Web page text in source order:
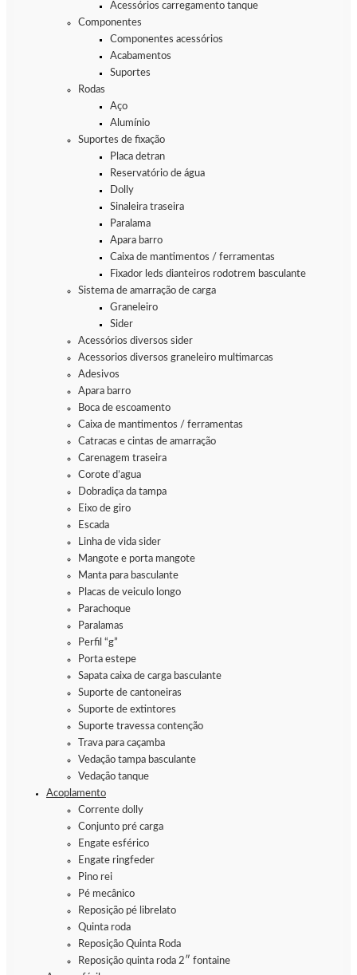
Acessórios carregamento tanque
Componentes
Componentes acessórios
Acabamentos
Suportes
Rodas
Aço
Alumínio
Suportes de fixação
Placa detran
Reservatório de água
Dolly
Sinaleira traseira
Paralama
Apara barro
Caixa de mantimentos / ferramentas
Fixador leds dianteiros rodotrem basculante
Sistema de amarração de carga
Graneleiro
Sider
Acessórios diversos sider
Acessorios diversos graneleiro multimarcas
Adesivos
Apara barro
Boca de escoamento
Caixa de mantimentos / ferramentas
Catracas e cintas de amarração
Carenagem traseira
Corote d’agua
Dobradiça da tampa
Eixo de giro
Escada
Linha de vida sider
Mangote e porta mangote
Manta para basculante
Placas de veiculo longo
Parachoque
Paralamas
Perfil “g”
Porta estepe
Sapata caixa de carga basculante
Suporte de cantoneiras
Suporte de extintores
Suporte travessa contenção
Trava para caçamba
Vedação tampa basculante
Vedação tanque
Acoplamento
Corrente dolly
Conjunto pré carga
Engate esférico
Engate ringfeder
Pino rei
Pé mecânico
Reposição pé librelato
Quinta roda
Reposição Quinta Roda
Reposição quinta roda 2″ fontaine